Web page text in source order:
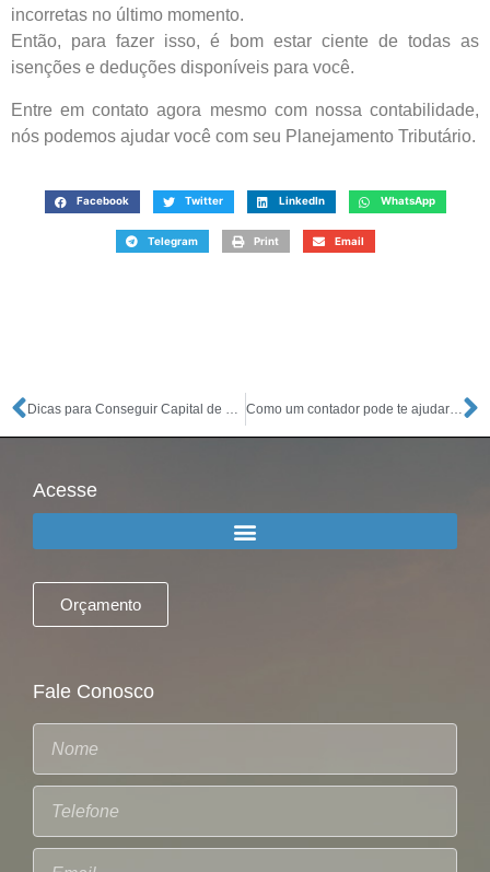
incorretas no último momento.
Então, para fazer isso, é bom estar ciente de todas as
isenções e deduções disponíveis para você.
Entre em contato agora mesmo com nossa contabilidade,
nós podemos ajudar você com seu Planejamento Tributário.
Facebook Twitter LinkedIn WhatsApp
Telegram Print Email
Dicas para Conseguir Capital de Giro para Sua Empresa Como um contador pode te ajudar na Abertura da sua Empresa
Acesse
Orçamento
Fale Conosco